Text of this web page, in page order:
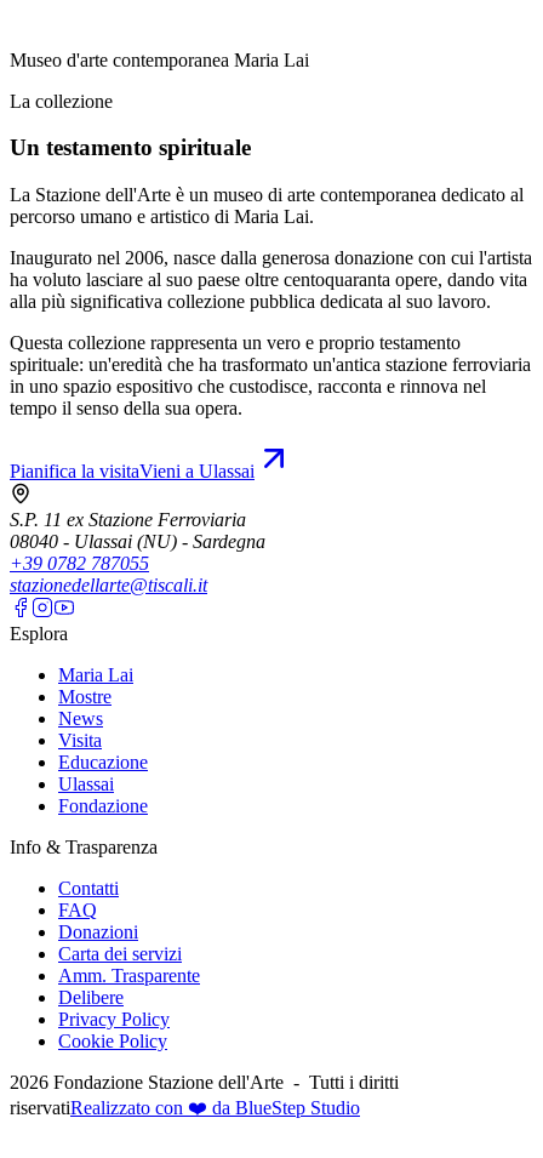
Museo d'arte contemporanea Maria Lai
La collezione
Un testamento spirituale
La Stazione dell'Arte è un museo di arte contemporanea dedicato al
percorso umano e artistico di Maria Lai.
Inaugurato nel 2006, nasce dalla generosa donazione con cui l'artista
ha voluto lasciare al suo paese oltre centoquaranta opere, dando vita
alla più significativa collezione pubblica dedicata al suo lavoro.
Questa collezione rappresenta un vero e proprio testamento
spirituale: un'eredità che ha trasformato un'antica stazione ferroviaria
in uno spazio espositivo che custodisce, racconta e rinnova nel
tempo il senso della sua opera.
Pianifica la visitaVieni a Ulassai
S.P. 11 ex Stazione Ferroviaria
08040 - Ulassai (NU) - Sardegna
+39 0782 787055
stazionedellarte@tiscali.it
Esplora
Maria Lai
Mostre
News
Visita
Educazione
Ulassai
Fondazione
Info & Trasparenza
Contatti
FAQ
Donazioni
Carta dei servizi
Amm. Trasparente
Delibere
Privacy Policy
Cookie Policy
2026 Fondazione Stazione dell'Arte - Tutti i diritti
riservatiRealizzato con ❤️ da BlueStep Studio